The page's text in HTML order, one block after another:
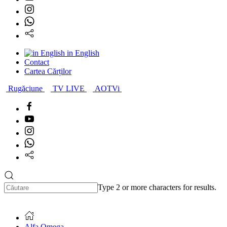
in English
Contact
Cartea Cărților
Rugăciune
TV LIVE AOTVi
Type 2 or more characters for results.